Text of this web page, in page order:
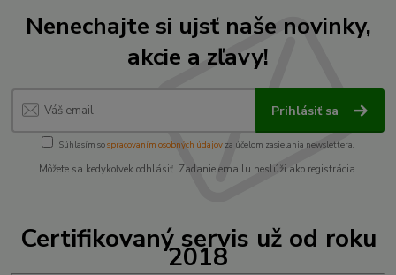
Nenechajte si ujsť naše novinky,
akcie a zľavy!
Prihlásiť sa
Súhlasím sospracovaním osobných údajov za účelom zasielania newslettera.
Môžete sa kedykoľvek odhlásiť. Zadanie emailu neslúži ako registrácia.
Certifikovaný servis už od roku
2018